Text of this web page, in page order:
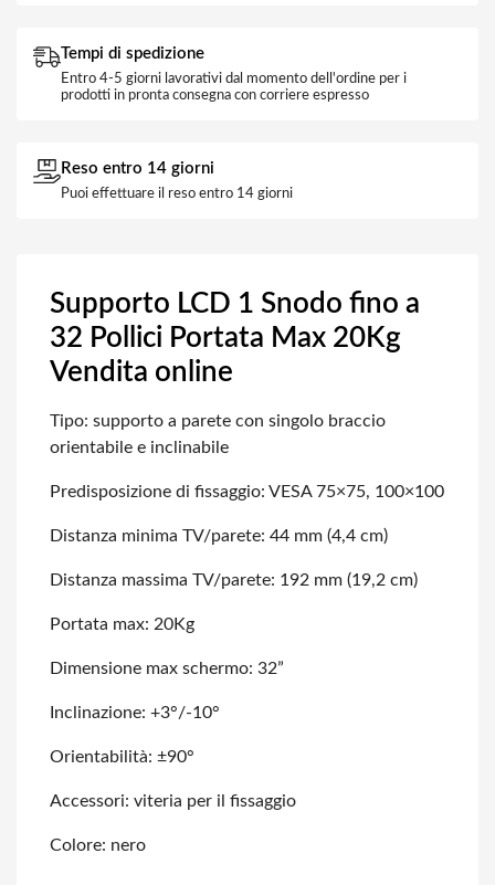
Tempi di spedizione
Entro 4-5 giorni lavorativi dal momento dell'ordine per i
prodotti in pronta consegna con corriere espresso
Reso entro 14 giorni
Puoi effettuare il reso entro 14 giorni
Supporto LCD 1 Snodo fino a
32 Pollici Portata Max 20Kg
Vendita online
Tipo: supporto a parete con singolo braccio
orientabile e inclinabile
Predisposizione di fissaggio: VESA 75×75, 100×100
Distanza minima TV/parete: 44 mm (4,4 cm)
Distanza massima TV/parete: 192 mm (19,2 cm)
Portata max: 20Kg
Dimensione max schermo: 32”
Inclinazione: +3°/-10°
Orientabilità: ±90°
Accessori: viteria per il fissaggio
Colore: nero